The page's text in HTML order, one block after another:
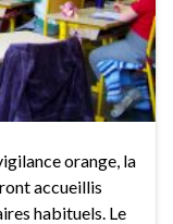
orange, la
accueillis
habituels. Le